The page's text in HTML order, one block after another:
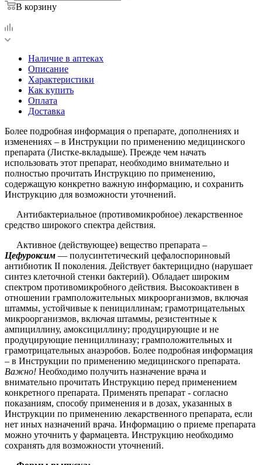
В корзину
Наличие в аптеках
Описание
Характеристики
Как купить
Оплата
Доставка
Более подробная информация о препарате, дополнениях и
изменениях – в Инструкции по применению медицинского
препарата (Листке-вкладыше). Прежде чем начать
использовать этот препарат, необходимо внимательно и
полностью прочитать Инструкцию по применению,
содержащую конкретно важную информацию, и сохранить
Инструкцию для возможности уточнений.
Антибактериальное (противомикробное) лекарственное
средство широкого спектра действия.
Активное (действующее) вещество препарата –
Цефуроксим — полусинтетический цефалоспориновый
антибиотик II поколения. Действует бактерицидно (нарушает
синтез клеточной стенки бактерий). Обладает широким
спектром противомикробного действия. Высокоактивен в
отношении грамположительных микроорганизмов, включая
штаммы, устойчивые к пенициллинам; грамотрицательных
микроорганизмов, включая штаммы, резистентные к
ампициллину, амоксициллину; продуцирующие и не
продуцирующие пенициллиназу; грамположительных и
грамотрицательных анаэробов. Более подробная информация
– в Инструкции по применению медицинского препарата.
Важно! Необходимо получить назначение врача и
внимательно прочитать Инструкцию перед применением
конкретного препарата. Применять препарат - согласно
показаниям, способу применения и в дозах, указанных в
Инструкции по применению лекарственного препарата, если
нет иных назначений врача. Информацию о приеме препарата
можно уточнить у фармацевта. Инструкцию необходимо
сохранять для возможности уточнений.